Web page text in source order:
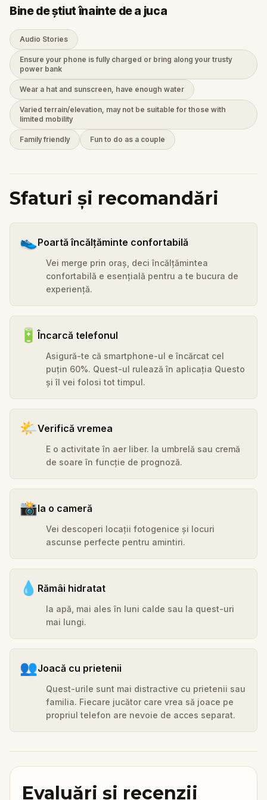
Bine de știut înainte de a juca
Audio Stories
Ensure your phone is fully charged or bring along your trusty
power bank
Wear a hat and sunscreen, have enough water
Varied terrain/elevation, may not be suitable for those with
limited mobility
Family friendly Fun to do as a couple
Sfaturi și recomandări
👟Poartă încălțăminte confortabilă
Vei merge prin oraș, deci încălțămintea
confortabilă e esențială pentru a te bucura de
experiență.
🔋Încarcă telefonul
Asigură-te că smartphone-ul e încărcat cel
puțin 60%. Quest-ul rulează în aplicația Questo
și îl vei folosi tot timpul.
🌤️Verifică vremea
E o activitate în aer liber. Ia umbrelă sau cremă
de soare în funcție de prognoză.
📸Ia o cameră
Vei descoperi locații fotogenice și locuri
ascunse perfecte pentru amintiri.
💧 Rămâi hidratat
Ia apă, mai ales în luni calde sau la quest-uri
mai lungi.
👥Joacă cu prietenii
Quest-urile sunt mai distractive cu prietenii sau
familia. Fiecare jucător care vrea să joace pe
propriul telefon are nevoie de acces separat.
Evaluări și recenzii